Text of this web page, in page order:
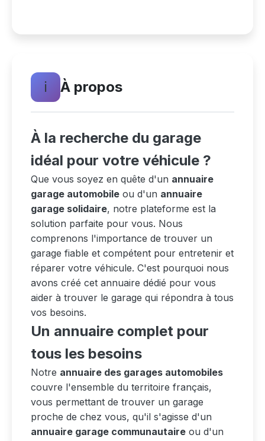
ℹ️ À propos
À la recherche du garage
idéal pour votre véhicule ?
Que vous soyez en quête d'un annuaire
garage automobile ou d'un annuaire
garage solidaire, notre plateforme est la
solution parfaite pour vous. Nous
comprenons l'importance de trouver un
garage fiable et compétent pour entretenir et
réparer votre véhicule. C'est pourquoi nous
avons créé cet annuaire dédié pour vous
aider à trouver le garage qui répondra à tous
vos besoins.
Un annuaire complet pour
tous les besoins
Notre annuaire des garages automobiles
couvre l'ensemble du territoire français,
vous permettant de trouver un garage
proche de chez vous, qu'il s'agisse d'un
annuaire garage communautaire ou d'un